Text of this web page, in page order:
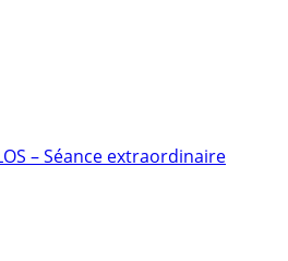
– Séance extraordinaire